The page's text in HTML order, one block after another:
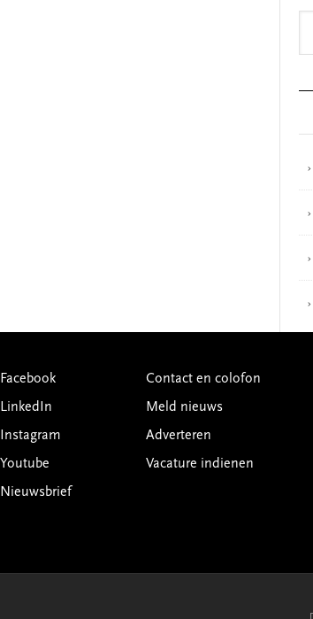
Facebook
LinkedIn
Instagram
Youtube
Nieuwsbrief
Contact en colofon
Meld nieuws
Adverteren
Vacature indienen